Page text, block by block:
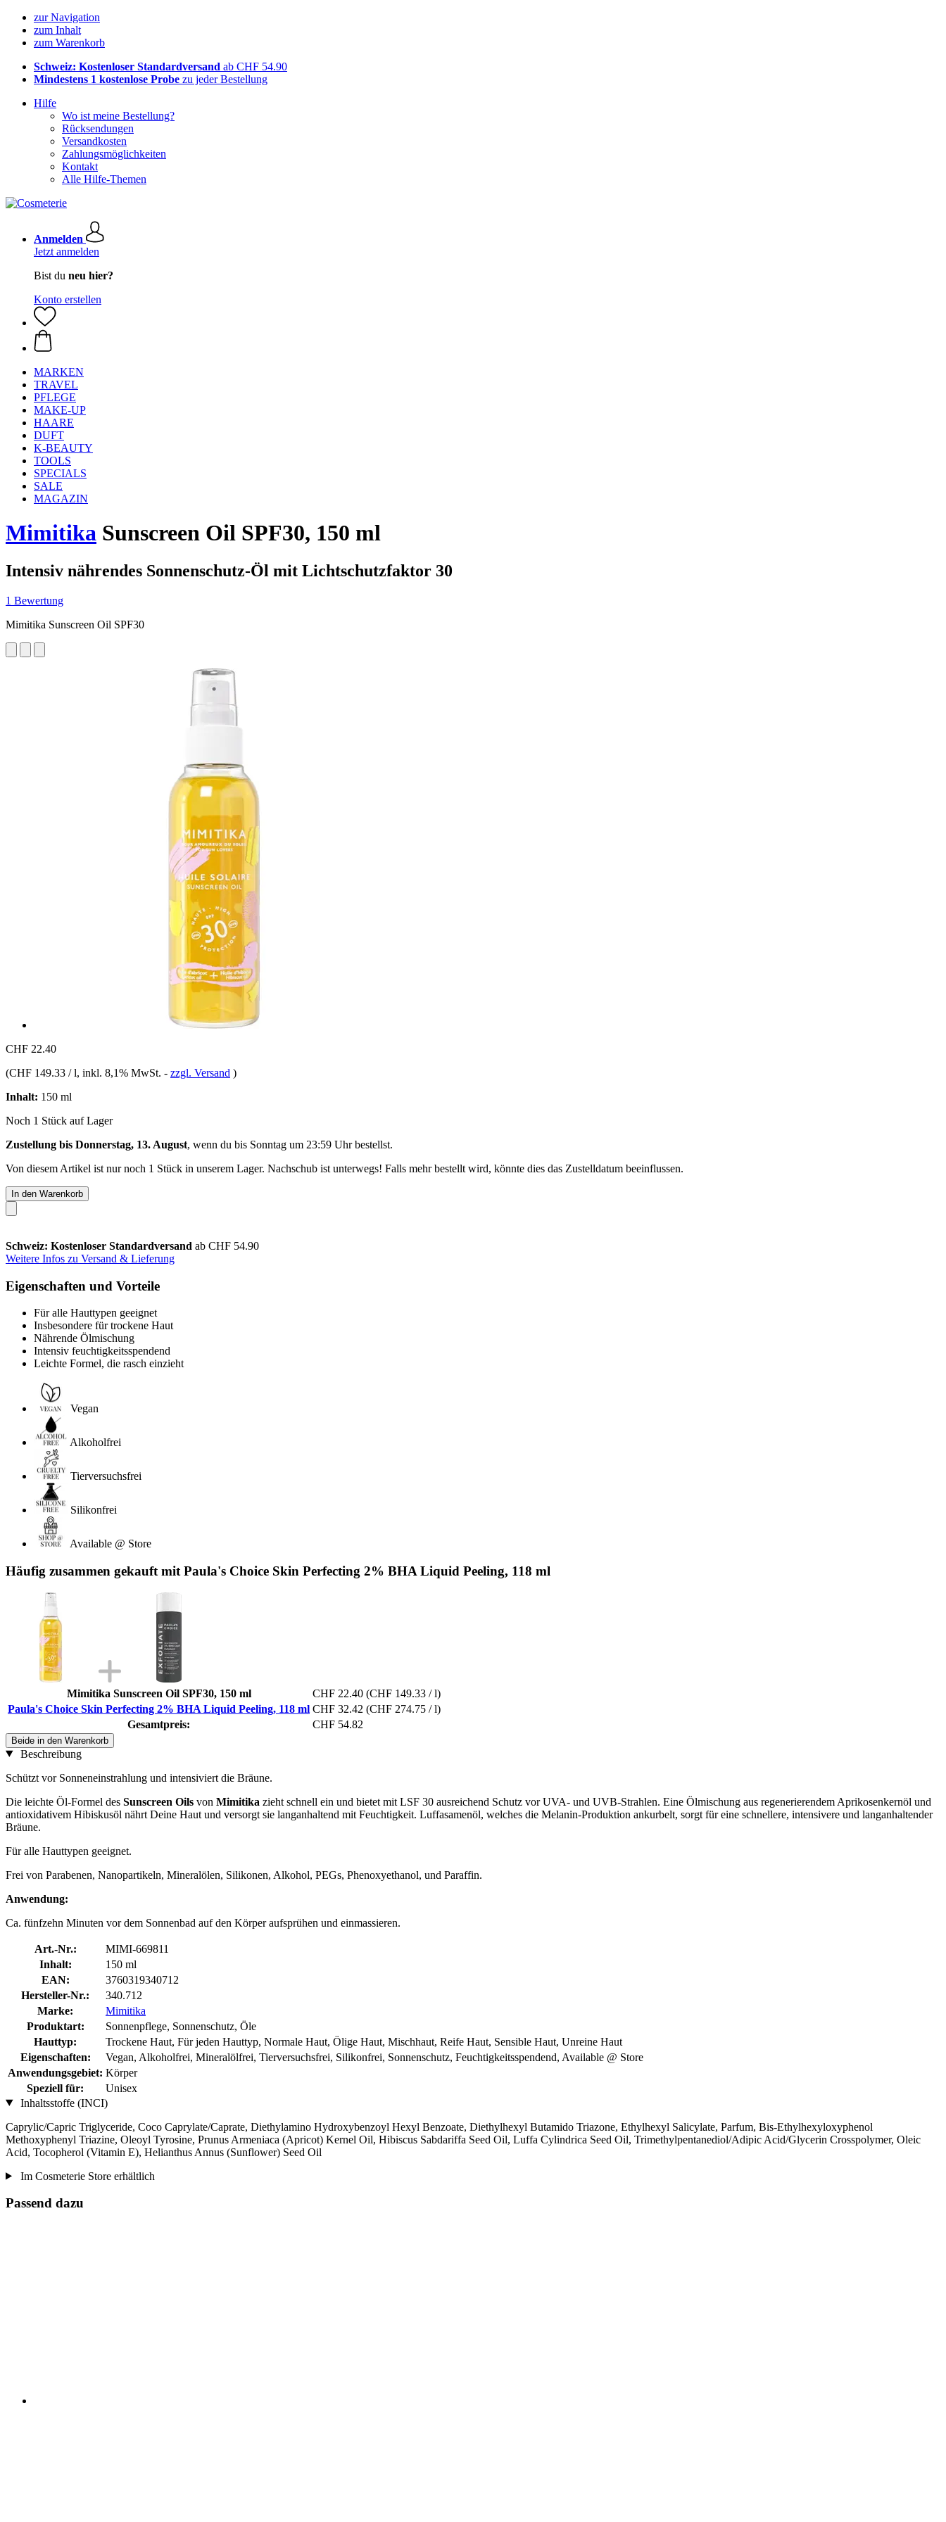
zur Navigation
zum Inhalt
zum Warenkorb
Schweiz: Kostenloser Standardversand ab CHF 54.90
Mindestens 1 kostenlose Probe zu jeder Bestellung
Hilfe
Wo ist meine Bestellung?
Rücksendungen
Versandkosten
Zahlungsmöglichkeiten
Kontakt
Alle Hilfe-Themen
Anmelden
Jetzt anmelden
Bist du neu hier?
Konto erstellen
MARKEN
TRAVEL
PFLEGE
MAKE-UP
HAARE
DUFT
K-BEAUTY
TOOLS
SPECIALS
SALE
MAGAZIN
Mimitika Sunscreen Oil SPF30, 150 ml
Intensiv nährendes Sonnenschutz-Öl mit Lichtschutzfaktor 30
1 Bewertung
Mimitika Sunscreen Oil SPF30
CHF 22.40
(CHF 149.33 / l, inkl. 8,1% MwSt. - zzgl. Versand )
Inhalt: 150 ml
Noch 1 Stück auf Lager
Zustellung bis Donnerstag, 13. August, wenn du bis Sonntag um 23:59 Uhrbestellst.
Von diesem Artikel ist nur noch 1 Stück in unserem Lager. Nachschub ist unterwegs! Falls mehr bestellt wird, könnte dies das Zustelldatum beeinflussen.
In den Warenkorb
Schweiz: Kostenloser Standardversand ab CHF 54.90
Weitere Infos zu Versand & Lieferung
Eigenschaften und Vorteile
Für alle Hauttypen geeignet
Insbesondere für trockene Haut
Nährende Ölmischung
Intensiv feuchtigkeitsspendend
Leichte Formel, die rasch einzieht
Vegan
Alkoholfrei
Tierversuchsfrei
Silikonfrei
Available @ Store
Häufig zusammen gekauft mit Paula's Choice Skin Perfecting 2% BHA Liquid Peeling, 118 ml
Mimitika Sunscreen Oil SPF30, 150 ml CHF 22.40 (CHF 149.33 / l)
Paula's Choice Skin Perfecting 2% BHA Liquid Peeling, 118 ml CHF 32.42 (CHF 274.75 / l)
Gesamtpreis:
CHF 54.82
Beide in den Warenkorb
Beschreibung
Schützt vor Sonneneinstrahlung und intensiviert die Bräune.
Die leichte Öl-Formel des Sunscreen Oils von Mimitika zieht schnell ein und bietet mit LSF 30 ausreichend Schutz vor UVA- und UVB-Strahlen. Eine Ölmischung aus regenerierendem Aprikosenkernöl und
antioxidativem Hibiskusöl nährt Deine Haut und versorgt sie langanhaltend mit Feuchtigkeit. Luffasamenöl, welches die Melanin-Produktion ankurbelt, sorgt für eine schnellere, intensivere und langanhaltender
Bräune.
Für alle Hauttypen geeignet.
Frei von Parabenen, Nanopartikeln, Mineralölen, Silikonen, Alkohol, PEGs, Phenoxyethanol, und Paraffin.
Anwendung:
Ca. fünfzehn Minuten vor dem Sonnenbad auf den Körper aufsprühen und einmassieren.
Art.-Nr.:
MIMI-669811
Inhalt:
150 ml
EAN:
3760319340712
Hersteller-Nr.:
340.712
Marke:
Mimitika
Produktart:
Sonnenpflege, Sonnenschutz, Öle
Hauttyp:
Trockene Haut, Für jeden Hauttyp, Normale Haut, Ölige Haut, Mischhaut, Reife Haut, Sensible Haut, Unreine Haut
Eigenschaften:
Vegan, Alkoholfrei, Mineralölfrei, Tierversuchsfrei, Silikonfrei, Sonnenschutz, Feuchtigkeitsspendend, Available @ Store
Anwendungsgebiet: Körper
Speziell für:
Unisex
Inhaltsstoffe (INCI)
Caprylic/Capric Triglyceride, Coco Caprylate/Caprate, Diethylamino Hydroxybenzoyl Hexyl Benzoate, Diethylhexyl Butamido Triazone, Ethylhexyl Salicylate, Parfum, Bis-Ethylhexyloxyphenol
Methoxyphenyl Triazine, Oleoyl Tyrosine, Prunus Armeniaca (Apricot) Kernel Oil, Hibiscus Sabdariffa Seed Oil, Luffa Cylindrica Seed Oil, Trimethylpentanediol/Adipic Acid/Glycerin Crosspolymer, Oleic
Acid, Tocopherol (Vitamin E), Helianthus Annus (Sunflower) Seed Oil
Im Cosmeterie Store erhältlich
Passend dazu